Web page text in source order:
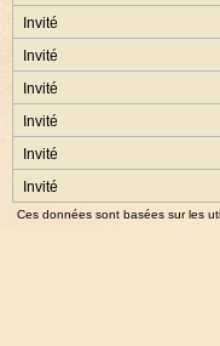
Invité
Invité
Invité
Invité
Invité
Invité
Ces données sont basées sur les